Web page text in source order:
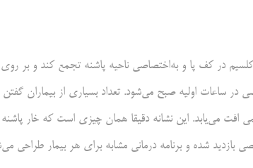
در کف پا و به‌اختصاصی ناحیه پاشنه تجمع کند و بر
در ساعات اولیه صبح می‌شود. تعداد بسیاری از بیماران
افت می‌یابد. این نشانه دقیقا همان چیزی است که خار
بازدید شده و برنامه درمانی مشابه برای هر بیمار طراحی